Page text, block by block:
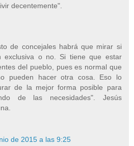
decentemente".
de concejales habrá que mirar si
exclusiva o no. Si tiene que estar
del pueblo, pues es normal que
pueden hacer otra cosa. Eso lo
de la mejor forma posible para
de las necesidades". Jesús
de 2015 a las 9:25